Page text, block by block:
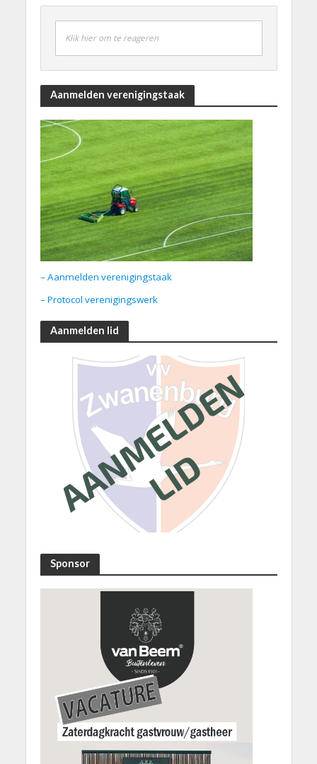
Klik hier om te reageren
Aanmelden verenigingstaak
– Aanmelden verenigingstaak
– Protocol verenigingswerk
Aanmelden lid
Sponsor